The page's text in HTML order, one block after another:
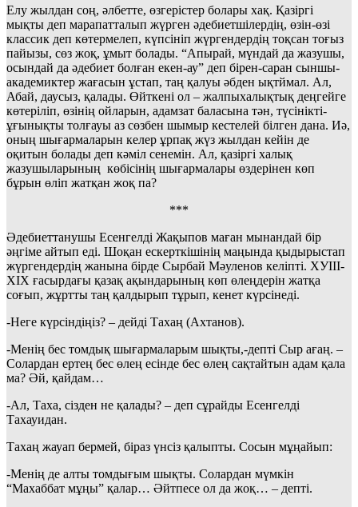
Елу жылдан соң, әлбетте, өзгерістер болары хақ. Қазіргі
мықты деп марапатталып жүрген әдебиетшілердің, өзін-өзі
классик деп көтермелеп, күпсініп жүргендердің тоқсан тоғыз
пайызы, сөз жоқ, ұмыт болады. “Апырай, мүндай да жазушы,
осындай да әдебиет болған екен-ау” деп бірен-саран сыншы-
академиктер жағасын ұстап, таң қалуы әбден ықтймал. Ал,
Абай, даусыз, қалады. Өйткені ол – жалпыхалықтық деңгейге
көтеріліп, өзінің ойларын, адамзат баласына тән, түсінікті-
ұғынықты толғауы аз сөзбен шымыр кестелей білген дана. Иә,
оның шығармаларын келер ұрпақ жүз жылдан кейін де
оқитын болады деп кәміл сенемін. Ал, қазіргі халық
жазушыларының көбісінің шығармалары өздерінен көп
бұрын өліп жатқан жоқ па?
***
Әдебиеттанушы Есенгелді Жақыпов маған мынандай бір
әңгіме айтып еді. Шоқан ескерткішінің маңында қыдырыстап
жүргендердің жанына бірде Сырбай Мәуленов келіпті. ХУІІІ-
ХІХ ғасырдағы қазақ ақындарының көп өлеңдерін жатқа
соғып, жұртты таң қалдырып тұрып, кенет күрсінеді.
-Неге күрсіндіңіз? – дейді Тахаң (Ахтанов).
-Менің бес томдық шығармаларым шықты,-депті Сыр ағаң. –
Солардан ертең бес өлең есінде бес өлең сақтайтын адам қала
ма? Әй, қайдам…
-Ал, Таха, сізден не қалады? – деп сұрайды Есенгелді
Тахауидан.
Тахаң жауап бермей, біраз үнсіз қалыпты. Сосын мұңайып:
-Менің де алты томдығым шықты. Солардан мүмкін
“Махаббат мұңы” қалар… Әйтпесе ол да жоқ… – депті.